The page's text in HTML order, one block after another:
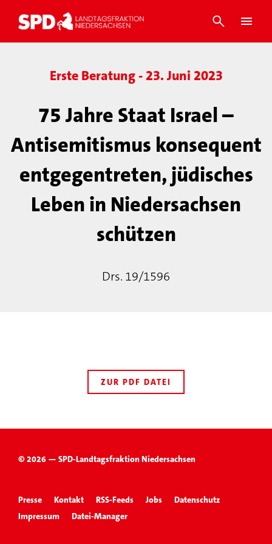
Erste Beratung - 23. Juni 2023
75 Jahre Staat Israel –
Antisemitismus konsequent
entgegentreten, jüdisches
Leben in Niedersachsen
schützen
Drs. 19/1596
ZUR PDF DATEI
© 2026 — SPD-Landtagsfraktion Niedersachsen
Presse Kontakt RSS-Feeds Jobs
Datenschutz
Impressum
Datei-Manager